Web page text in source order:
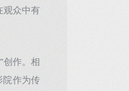
观众中有
作。相
院作为传